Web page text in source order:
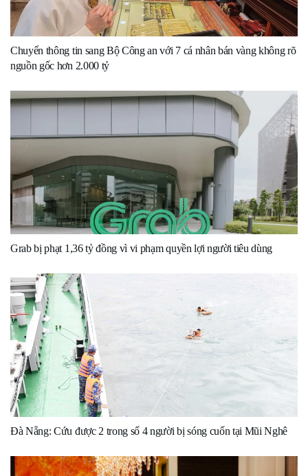
Chuyển thông tin sang Bộ Công an với 7 cá nhân bán vàng không rõ
nguồn gốc hơn 2.000 tỷ
Grab bị phạt 1,36 tỷ đồng vì vi phạm quyền lợi người tiêu dùng
Đà Nẵng: Cứu được 2 trong số 4 người bị sóng cuốn tại Mũi Nghê